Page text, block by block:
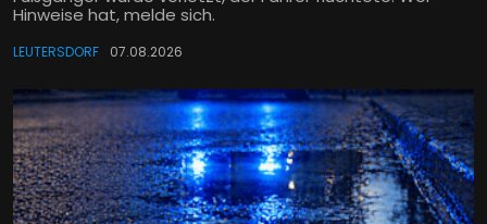
Hinweise hat, melde sich.
LEUTERSDORF 07.08.2026